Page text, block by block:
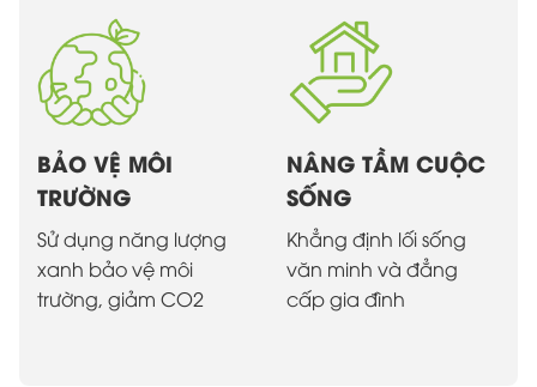
BẢO VỆ MÔI
TRƯỜNG
Sử dụng năng lượng
xanh bảo vệ môi
trường, giảm CO2
NÂNG TẦM CUỘC
SỐNG
Khẳng định lối sống
văn minh và đẳng
cấp gia đình